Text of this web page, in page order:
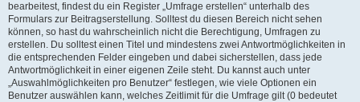
bearbeitest, findest du ein Register „Umfrage erstellen“ unterhalb des
Formulars zur Beitragserstellung. Solltest du diesen Bereich nicht sehen
können, so hast du wahrscheinlich nicht die Berechtigung, Umfragen zu
erstellen. Du solltest einen Titel und mindestens zwei Antwortmöglichkeiten in
die entsprechenden Felder eingeben und dabei sicherstellen, dass jede
Antwortmöglichkeit in einer eigenen Zeile steht. Du kannst auch unter
„Auswahlmöglichkeiten pro Benutzer“ festlegen, wie viele Optionen ein
Benutzer auswählen kann, welches Zeitlimit für die Umfrage gilt (0 bedeutet